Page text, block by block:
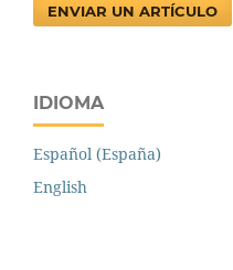
ENVIAR UN ARTÍCULO
IDIOMA
Español (España)
English